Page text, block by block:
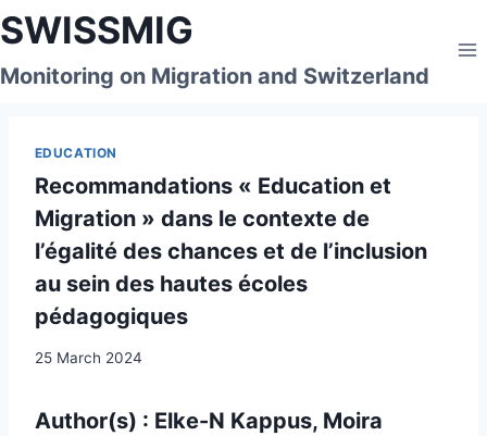
Skip
to
content
SWISSMIG
Monitoring on Migration and Switzerland
EDUCATION
Recommandations « Education et
Migration » dans le contexte de
l’égalité des chances et de l’inclusion
au sein des hautes écoles
pédagogiques
25 March 2024
Author(s) : Elke-N Kappus, Moira